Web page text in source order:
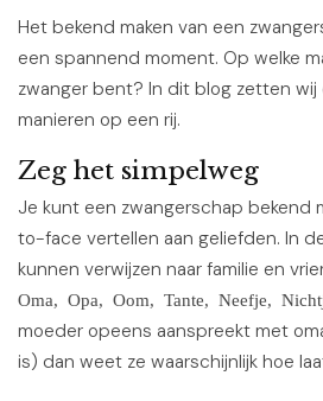
Het bekend maken van een
een spannend moment. Op welke
zwanger bent? In dit blog zetten wij
manieren op een rij.
Zeg het simpelweg
Je kunt een zwangerschap bekend
to-face vertellen aan geliefden. In
kunnen verwijzen naar familie en
Oma, Opa, Oom, Tante, Neefje,
moeder opeens aanspreekt met
is) dan weet ze waarschijnlijk hoe